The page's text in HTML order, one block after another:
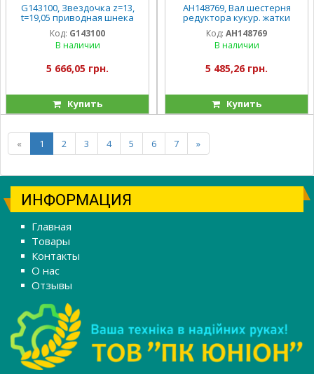
G143100, Звездочка z=13,
t=19,05 приводная шнека
кукурузной жатки
(AH143100), 90серия
Код: G143100
В наличии
5 666,05 грн.
Купить
AH148769, Вал шестерня
редуктора кукур. жатки
(AH83880), 90 серия
Код: AH148769
В наличии
5 485,26 грн.
Купить
« 1 2 3 4 5 6 7 »
ИНФОРМАЦИЯ
Главная
Товары
Контакты
О нас
Отзывы